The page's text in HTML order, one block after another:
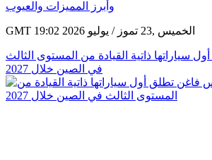
GMT 19:02 2026 الخميس ,23 تموز / يوليو
سياراتها ذاتية القيادة من المستوى الثالث
في الصين خلال 2027